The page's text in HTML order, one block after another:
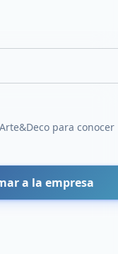
para conocer
a la empresa